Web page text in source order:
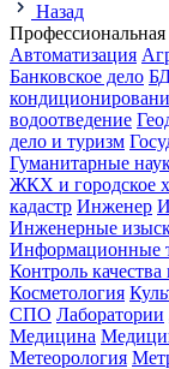
Назад
Профессиональная
Автоматизация
Банковское дело
водоотведение
дело и туризм
Гуманитарные
ЖКХ и городское
кадастр Инженер
Инженерные
Информационные
Контроль качества
Косметология
СПО Лаборатории
Медицина
Метеорология